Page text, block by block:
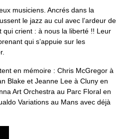
musiciens. Ancrés dans la
le jazz au cul avec l’ardeur de
qui crient : à nous la liberté !! Leur
qui s’appuie sur les
en mémoire : Chris McGregor à
Blake et Jeanne Lee à Cluny en
Art Orchestra au Parc Floral en
Variations au Mans avec déjà